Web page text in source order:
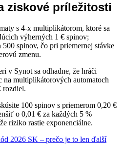
ziskové príležitosti
s 4‑x multiplikátorom, ktoré sa
výherných 1 € spinov;
500 spinov, čo pri priemernej stávke
zmenu.
v Synot sa odhadne, že hráči
na multiplikátorových automatoch
rozdiel.
100 spinov s priemerom 0,20 €
o 0,01 € za každých 5 %
riziko rastie exponenciálne.
2026 SK – prečo je to len ďalší